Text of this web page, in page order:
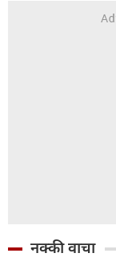
नक्की वाचा